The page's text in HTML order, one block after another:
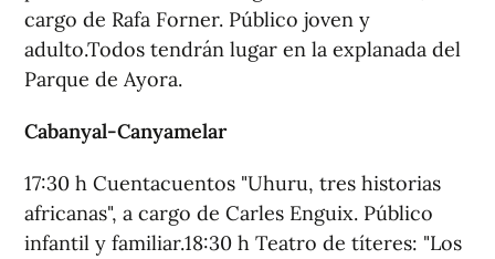
cargo de Rafa Forner. Público joven y
adulto.Todos tendrán lugar en la explanada del
Parque de Ayora.
Cabanyal-Canyamelar
17:30 h Cuentacuentos "Uhuru, tres historias
africanas", a cargo de Carles Enguix. Público
infantil y familiar.18:30 h Teatro de títeres: "Los